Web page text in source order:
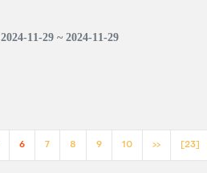
11-29 ~ 2024-11-29
6 7 8 9 10 >> [23]